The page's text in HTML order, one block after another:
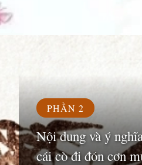
PHẦN 2
Nội dung và ý
cái cò đi đón cơn